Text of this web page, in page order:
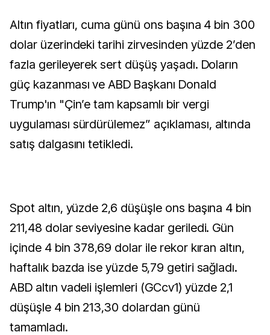
Altın fiyatları, cuma günü ons başına 4 bin 300
dolar üzerindeki tarihi zirvesinden yüzde 2’den
fazla gerileyerek sert düşüş yaşadı. Doların
güç kazanması ve ABD Başkanı Donald
Trump'ın "Çin’e tam kapsamlı bir vergi
uygulaması sürdürülemez” açıklaması, altında
satış dalgasını tetikledi.
Spot altın, yüzde 2,6 düşüşle ons başına 4 bin
211,48 dolar seviyesine kadar geriledi. Gün
içinde 4 bin 378,69 dolar ile rekor kıran altın,
haftalık bazda ise yüzde 5,79 getiri sağladı.
ABD altın vadeli işlemleri (GCcv1) yüzde 2,1
düşüşle 4 bin 213,30 dolardan günü
tamamladı.